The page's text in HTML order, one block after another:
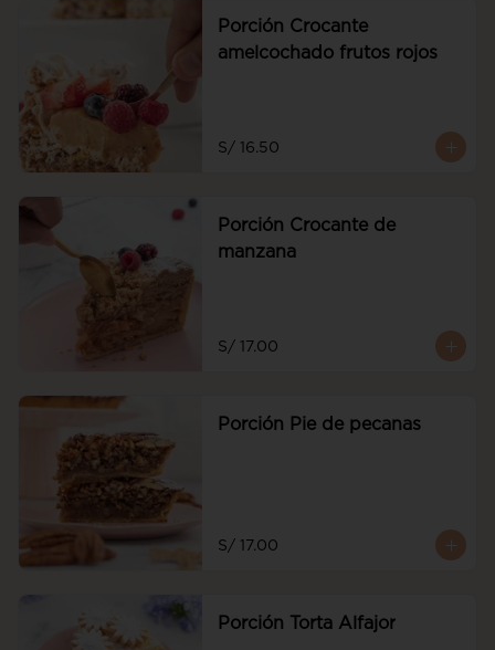
Porción Crocante
amelcochado frutos rojos
S/ 16.50
Porción Crocante de
manzana
S/ 17.00
Porción Pie de pecanas
S/ 17.00
Porción Torta Alfajor